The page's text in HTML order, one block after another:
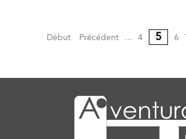
Début Précédent ... 4 5 6